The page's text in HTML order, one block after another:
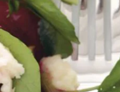
zonder olie of boter.